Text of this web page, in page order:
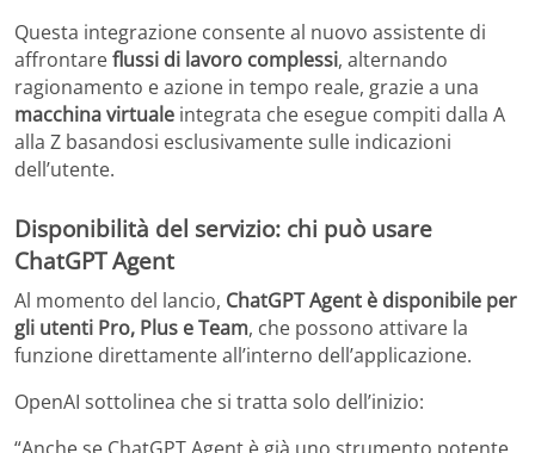
Questa integrazione consente al nuovo assistente di
affrontareflussi di lavoro complessi, alternando
ragionamento e azione in tempo reale, grazie a una
macchina virtuale integrata che esegue compiti dalla A
alla Z basandosi esclusivamente sulle indicazioni
dell’utente.
Disponibilità del servizio: chi può usare
ChatGPT Agent
Al momento del lancio, ChatGPT Agent è disponibile per
gli utenti Pro, Plus e Team, che possono attivare la
funzione direttamente all’interno dell’applicazione.
OpenAI sottolinea che si tratta solo dell’inizio: